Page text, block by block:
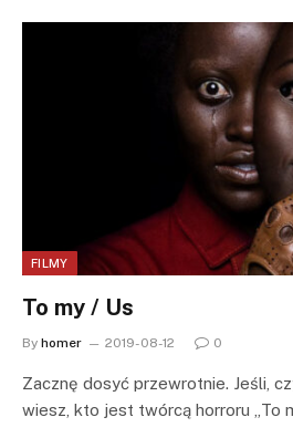
FILMY
To my / Us
By homer 2019-08-12 0
Zacznę dosyć przewrotnie. Jeśli,
wiesz, kto jest twórcą horroru „To